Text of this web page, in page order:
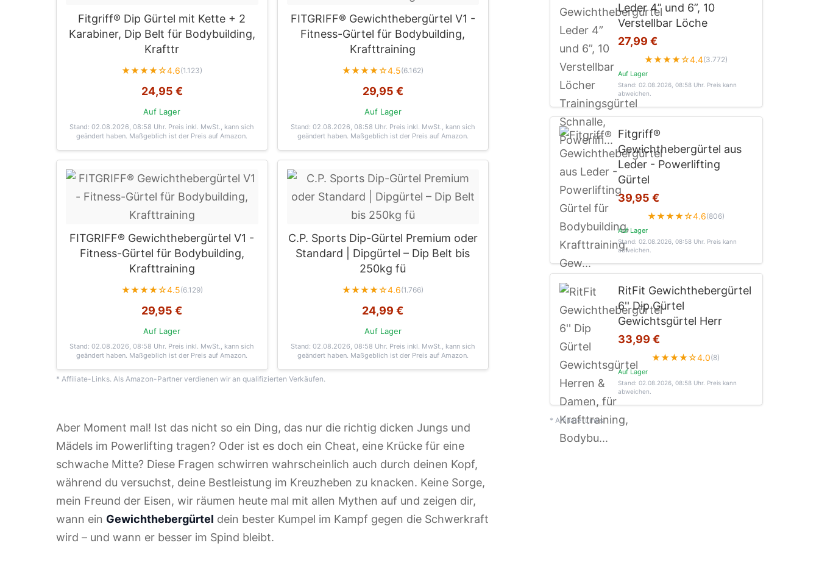
Fitgriff® Dip Gürtel mit Kette + 2
Karabiner, Dip Belt für Bodybuilding,
Krafttr
★★★★☆4.6(1.123)
24,95 €
Auf Lager
Stand: 02.08.2026, 08:58 Uhr. Preis inkl. MwSt., kann sich
geändert haben. Maßgeblich ist der Preis auf Amazon.
FITGRIFF® Gewichthebergürtel V1 -
Fitness-Gürtel für Bodybuilding,
Krafttraining
★★★★☆4.5(6.162)
29,95 €
Auf Lager
Stand: 02.08.2026, 08:58 Uhr. Preis inkl. MwSt., kann sich
geändert haben. Maßgeblich ist der Preis auf Amazon.
FITGRIFF® Gewichthebergürtel V1 -
Fitness-Gürtel für Bodybuilding,
Krafttraining
★★★★☆4.5(6.129)
29,95 €
Auf Lager
Stand: 02.08.2026, 08:58 Uhr. Preis inkl. MwSt., kann sich
geändert haben. Maßgeblich ist der Preis auf Amazon.
C.P. Sports Dip-Gürtel Premium oder
Standard | Dipgürtel – Dip Belt bis
250kg fü
★★★★☆4.6(1.766)
24,99 €
Auf Lager
Stand: 02.08.2026, 08:58 Uhr. Preis inkl. MwSt., kann sich
geändert haben. Maßgeblich ist der Preis auf Amazon.
* Affiliate-Links. Als Amazon-Partner verdienen wir an qualifizierten Verkäufen.
Aber Moment mal! Ist das nicht so ein Ding, das nur die richtig dicken Jungs und
Mädels im Powerlifting tragen? Oder ist es doch ein Cheat, eine Krücke für eine
schwache Mitte? Diese Fragen schwirren wahrscheinlich auch durch deinen Kopf,
während du versuchst, deine Bestleistung im Kreuzheben zu knacken. Keine Sorge,
mein Freund der Eisen, wir räumen heute mal mit allen Mythen auf und zeigen dir,
wann ein Gewichthebergürtel dein bester Kumpel im Kampf gegen die Schwerkraft
wird – und wann er besser im Spind bleibt.
Leder 4” und 6”, 10
Verstellbar Löche
27,99 €
★★★★☆4.4(3.772)
Auf Lager
Stand: 02.08.2026, 08:58 Uhr. Preis kann
abweichen.
Fitgriff®
Gewichthebergürtel aus
Leder - Powerlifting
Gürtel
39,95 €
★★★★☆4.6(806)
Auf Lager
Stand: 02.08.2026, 08:58 Uhr. Preis kann
abweichen.
RitFit Gewichthebergürtel
6'' Dip Gürtel
Gewichtsgürtel Herr
33,99 €
★★★★☆4.0(8)
Auf Lager
Stand: 02.08.2026, 08:58 Uhr. Preis kann
abweichen.
* Affiliate-Links